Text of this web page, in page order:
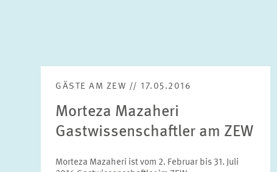
GÄSTE AM ZEW // 17.05.2016
Morteza Mazaheri
Gastwissenschaftler am ZEW
Morteza Mazaheri ist vom 2. Februar bis 31. Juli